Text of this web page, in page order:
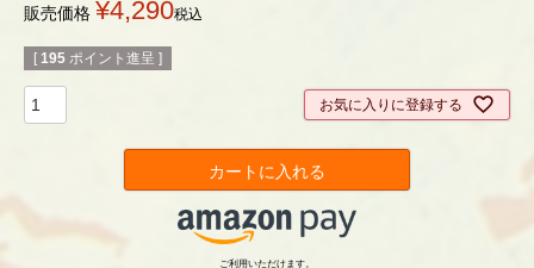
販売価格 ¥4,290税込
[ 195 ポイント進呈 ]
お気に入りに登録する
カートに入れる
ご利用いただけます。